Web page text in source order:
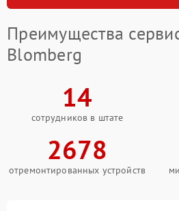
Преимущества
Blomberg
14
сотрудников в штате
2678
отремонтированных устройств